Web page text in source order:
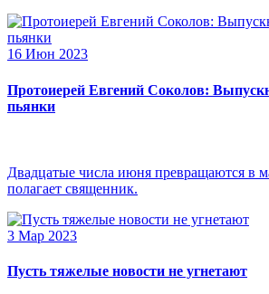
16 Июн 2023
Протоиерей Евгений Соколов:
пьянки
Двадцатые числа июня превращаются в
полагает священник.
3 Мар 2023
Пусть тяжелые новости не угнетают